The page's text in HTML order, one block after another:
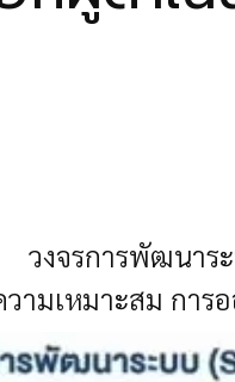
วงจรการพัฒนาร
ามเหมาะสม การ